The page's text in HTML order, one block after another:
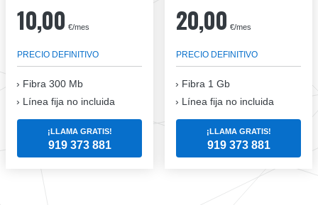
10,00 €/mes
PRECIO DEFINITIVO
Fibra 300 Mb
Línea fija no incluida
¡LLAMA GRATIS!
919 373 881
20,00 €/mes
PRECIO DEFINITIVO
Fibra 1 Gb
Línea fija no incluida
¡LLAMA GRATIS!
919 373 881